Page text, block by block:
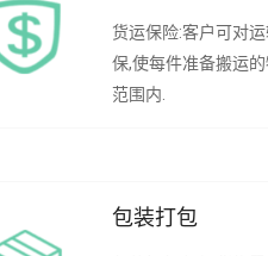
货运保险:客户可对
保,使每件准备搬运
范围内.
包装打包